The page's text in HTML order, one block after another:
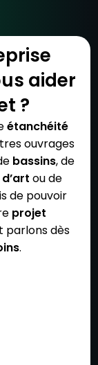
aider
?
étanchéité
ouvrages
bassins, de
ou de
de pouvoir
projet
parlons dès
.